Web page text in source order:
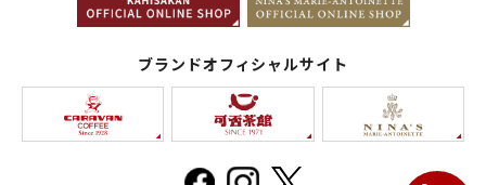
ブランドオフィシャルサイト